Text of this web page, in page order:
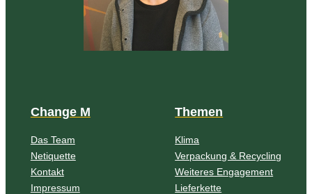
Change M
Das Team
Netiquette
Kontakt
Impressum
Themen
Klima
Verpackung & Recycling
Weiteres Engagement
Lieferkette